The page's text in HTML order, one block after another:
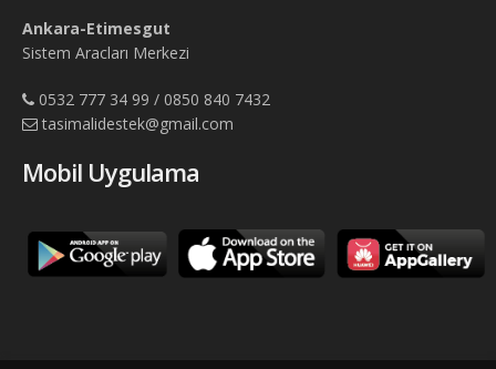
Ankara-Etimesgut
Sistem Aracları Merkezi
0532 777 34 99 / 0850 840 7432
tasimalidestek@gmail.com
Mobil Uygulama